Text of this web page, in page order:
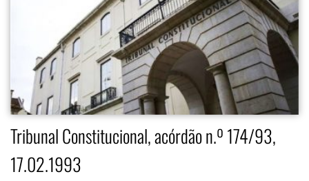
Tribunal Constitucional, acórdão n.º 174/93,
17.02.1993